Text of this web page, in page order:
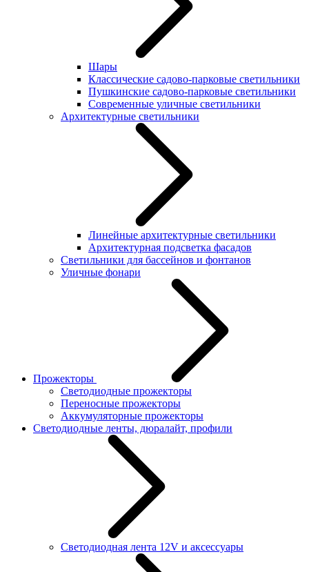
Шары
Классические садово-парковые светильники
Пушкинские садово-парковые светильники
Современные уличные светильники
Архитектурные светильники
Линейные архитектурные светильники
Архитектурная подсветка фасадов
Светильники для бассейнов и фонтанов
Уличные фонари
Прожекторы
Светодиодные прожекторы
Переносные прожекторы
Аккумуляторные прожекторы
Светодиодные ленты, дюралайт, профили
Светодиодная лента 12V и аксессуары